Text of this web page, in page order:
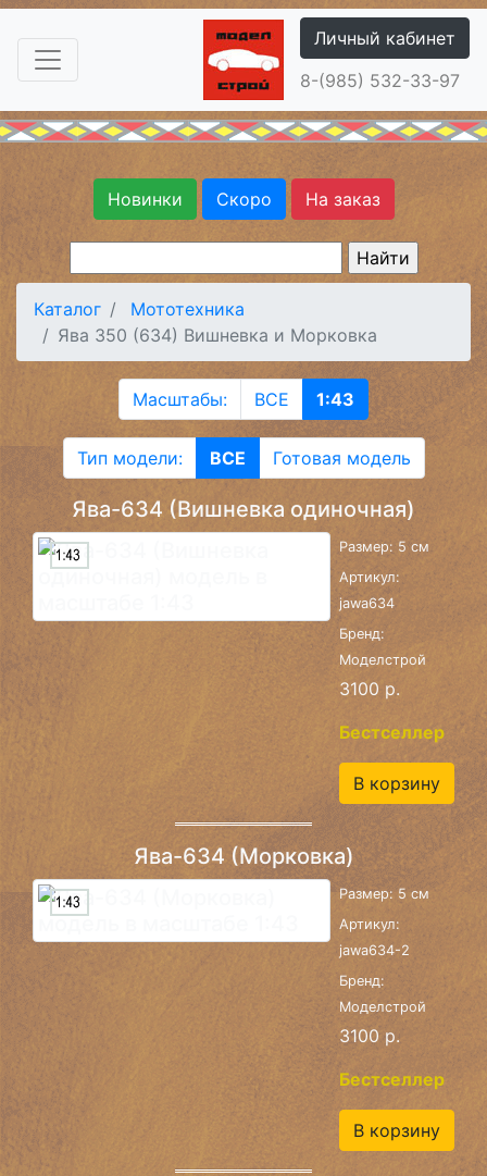
Личный кабинет
8-(985) 532-33-97
Новинки Скоро На заказ
Каталог
Мототехника
Ява 350 (634) Вишневка и Морковка
Масштабы: ВСЕ 1:43
Тип модели: ВСЕ Готовая модель
Ява-634 (Вишневка одиночная)
Размер: 5 см
Артикул:
jawa634
Бренд:
Моделстрой
3100 р.
Бестселлер
В корзину
Ява-634 (Морковка)
Размер: 5 см
Артикул:
jawa634-2
Бренд:
Моделстрой
3100 р.
Бестселлер
В корзину